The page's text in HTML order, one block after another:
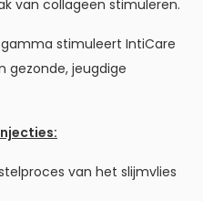
van collageen stimuleren.
stimuleert IntiCare
gezonde, jeugdige
van het slijmvlies